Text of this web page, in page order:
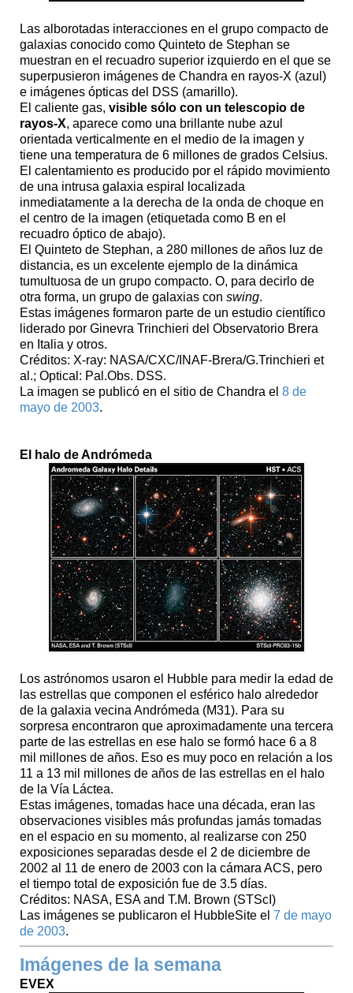
Las alborotadas interacciones en el grupo compacto de
galaxias conocido como Quinteto de Stephan se
muestran en el recuadro superior izquierdo en el que se
superpusieron imágenes de Chandra en rayos-X (azul)
e imágenes ópticas del DSS (amarillo).
El caliente gas, visible sólo con un telescopio de
rayos-X, aparece como una brillante nube azul
orientada verticalmente en el medio de la imagen y
tiene una temperatura de 6 millones de grados Celsius.
El calentamiento es producido por el rápido movimiento
de una intrusa galaxia espiral localizada
inmediatamente a la derecha de la onda de choque en
el centro de la imagen (etiquetada como B en el
recuadro óptico de abajo).
El Quinteto de Stephan, a 280 millones de años luz de
distancia, es un excelente ejemplo de la dinámica
tumultuosa de un grupo compacto. O, para decirlo de
otra forma, un grupo de galaxias con swing.
Estas imágenes formaron parte de un estudio científico
liderado por Ginevra Trinchieri del Observatorio Brera
en Italia y otros.
Créditos: X-ray: NASA/CXC/INAF-Brera/G.Trinchieri et
al.; Optical: Pal.Obs. DSS.
La imagen se publicó en el sitio de Chandra el 8 de
mayo de 2003.
El halo de Andrómeda
Los astrónomos usaron el Hubble para medir la edad de
las estrellas que componen el esférico halo alrededor
de la galaxia vecina Andrómeda (M31). Para su
sorpresa encontraron que aproximadamente una tercera
parte de las estrellas en ese halo se formó hace 6 a 8
mil millones de años. Eso es muy poco en relación a los
11 a 13 mil millones de años de las estrellas en el halo
de la Vía Láctea.
Estas imágenes, tomadas hace una década, eran las
observaciones visibles más profundas jamás tomadas
en el espacio en su momento, al realizarse con 250
exposiciones separadas desde el 2 de diciembre de
2002 al 11 de enero de 2003 con la cámara ACS, pero
el tiempo total de exposición fue de 3.5 días.
Créditos: NASA, ESA and T.M. Brown (STScI)
Las imágenes se publicaron el HubbleSite el 7 de mayo
de 2003.
Imágenes de la semana
EVEX